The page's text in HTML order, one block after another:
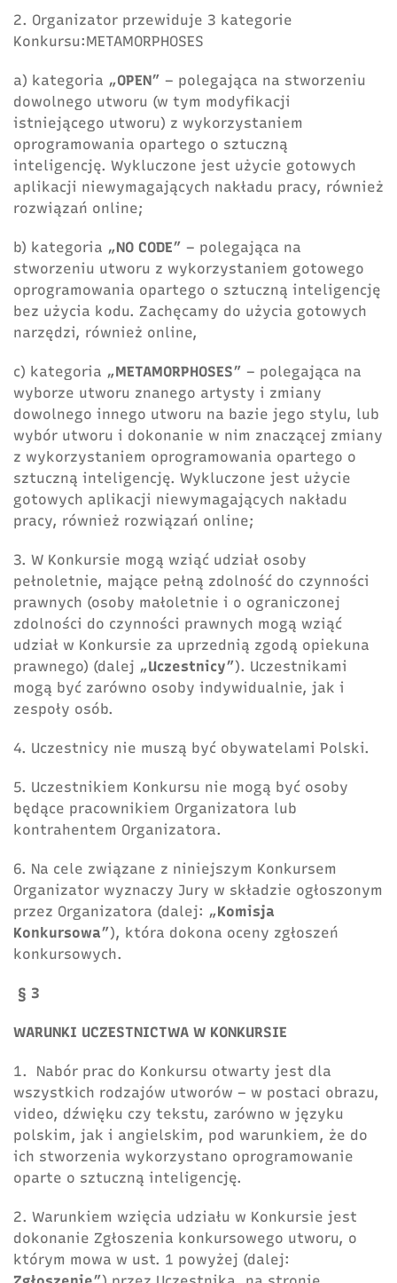
2. Organizator przewiduje 3 kategorie
Konkursu:METAMORPHOSES
a) kategoria „OPEN” – polegająca na stworzeniu
dowolnego utworu (w tym modyfikacji
istniejącego utworu) z wykorzystaniem
oprogramowania opartego o sztuczną
inteligencję. Wykluczone jest użycie gotowych
aplikacji niewymagających nakładu pracy, również
rozwiązań online;
b) kategoria „NO CODE” – polegająca na
stworzeniu utworu z wykorzystaniem gotowego
oprogramowania opartego o sztuczną inteligencję
bez użycia kodu. Zachęcamy do użycia gotowych
narzędzi, również online,
c) kategoria „METAMORPHOSES” – polegająca na
wyborze utworu znanego artysty i zmiany
dowolnego innego utworu na bazie jego stylu, lub
wybór utworu i dokonanie w nim znaczącej zmiany
z wykorzystaniem oprogramowania opartego o
sztuczną inteligencję. Wykluczone jest użycie
gotowych aplikacji niewymagających nakładu
pracy, również rozwiązań online;
3. W Konkursie mogą wziąć udział osoby
pełnoletnie, mające pełną zdolność do czynności
prawnych (osoby małoletnie i o ograniczonej
zdolności do czynności prawnych mogą wziąć
udział w Konkursie za uprzednią zgodą opiekuna
prawnego) (dalej „Uczestnicy”). Uczestnikami
mogą być zarówno osoby indywidualnie, jak i
zespoły osób.
4. Uczestnicy nie muszą być obywatelami Polski.
5. Uczestnikiem Konkursu nie mogą być osoby
będące pracownikiem Organizatora lub
kontrahentem Organizatora.
6. Na cele związane z niniejszym Konkursem
Organizator wyznaczy Jury w składzie ogłoszonym
przez Organizatora (dalej: „Komisja
Konkursowa”), która dokona oceny zgłoszeń
konkursowych.
§ 3
WARUNKI UCZESTNICTWA W KONKURSIE
1. Nabór prac do Konkursu otwarty jest dla
wszystkich rodzajów utworów – w postaci obrazu,
video, dźwięku czy tekstu, zarówno w języku
polskim, jak i angielskim, pod warunkiem, że do
ich stworzenia wykorzystano oprogramowanie
oparte o sztuczną inteligencję.
2. Warunkiem wzięcia udziału w Konkursie jest
dokonanie Zgłoszenia konkursowego utworu, o
którym mowa w ust. 1 powyżej (dalej: